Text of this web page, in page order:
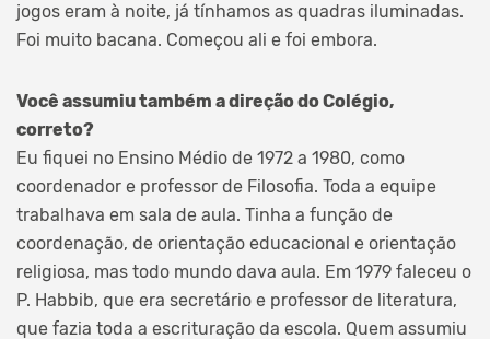
jogos eram à noite, já tínhamos as quadras iluminadas.
Foi muito bacana. Começou ali e foi embora.
Você assumiu também a direção do Colégio,
correto?
Eu fiquei no Ensino Médio de 1972 a 1980, como
coordenador e professor de Filosofia. Toda a equipe
trabalhava em sala de aula. Tinha a função de
coordenação, de orientação educacional e orientação
religiosa, mas todo mundo dava aula. Em 1979 faleceu o
P. Habbib, que era secretário e professor de literatura,
que fazia toda a escrituração da escola. Quem assumiu